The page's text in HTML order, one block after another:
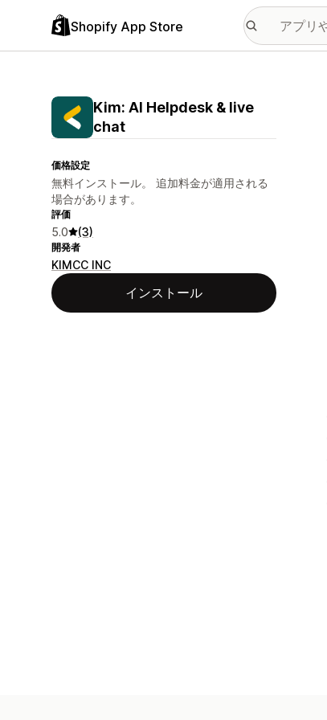
Shopify App Store
Kim: AI Helpdesk & live
chat
価格設定
無料インストール。 追加料金が適用される
場合があります。
評価
5.0 (3)
開発者
KIMCC INC
インストール